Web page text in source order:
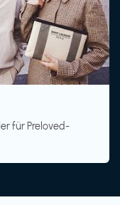
für Preloved-